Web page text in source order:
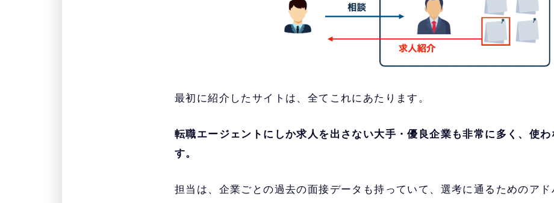
最初に紹介したサイトは、全てこれにあたります。
転職エージェントにしか求人を出さない大手・優良企業も非常に多く、使わ
す。
担当は、企業ごとの過去の面接データも持っていて、選考に通るためのアド